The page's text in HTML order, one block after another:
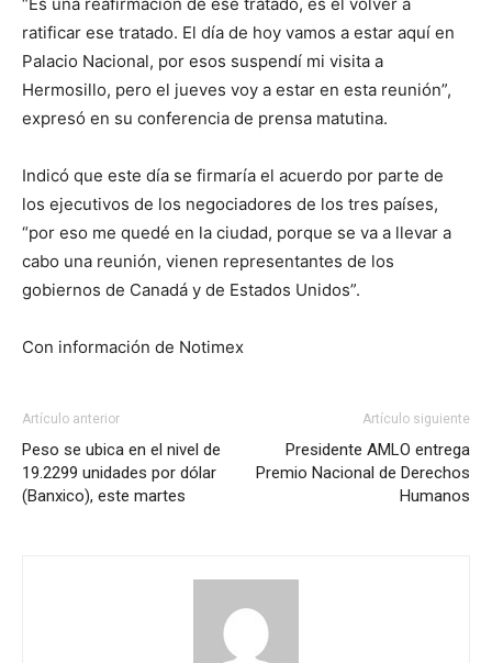
ratificar ese tratado. El día de hoy vamos a estar aquí en
Palacio Nacional, por esos suspendí mi visita a
Hermosillo, pero el jueves voy a estar en esta reunión”,
expresó en su conferencia de prensa matutina.
Indicó que este día se firmaría el acuerdo por parte de
los ejecutivos de los negociadores de los tres países,
“por eso me quedé en la ciudad, porque se va a llevar a
cabo una reunión, vienen representantes de los
gobiernos de Canadá y de Estados Unidos”.
Con información de Notimex
Artículo anterior
Peso se ubica en el nivel de
19.2299 unidades por dólar
(Banxico), este martes
Artículo siguiente
Presidente AMLO entrega
Premio Nacional de Derechos
Humanos